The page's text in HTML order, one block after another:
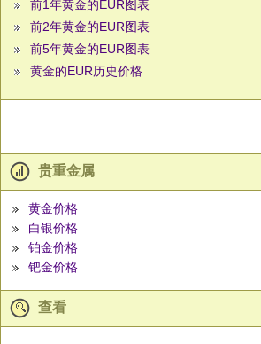
前1年黄金的EUR图表
前2年黄金的EUR图表
前5年黄金的EUR图表
黄金的EUR历史价格
贵重金属
黄金价格
白银价格
铂金价格
钯金价格
查看